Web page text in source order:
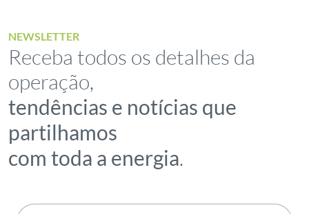
NEWSLETTER
Receba todos os detalhes da
operação,
tendências e notícias que
partilhamos
com toda a energia.